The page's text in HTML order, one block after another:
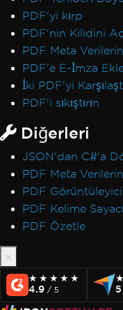
PDF'yi kırp
PDF'nin Kilidini
PDF Meta
PDF'e E-İmza
İki PDF'yi
PDF'i sıkıştırın
Diğerleri
JSON'dan C#'a
PDF Meta
PDF Görüntüleyici
PDF Kelime Sayacı
PDF Özetle
★★★★★
★★★★★
4.9 / 5 5